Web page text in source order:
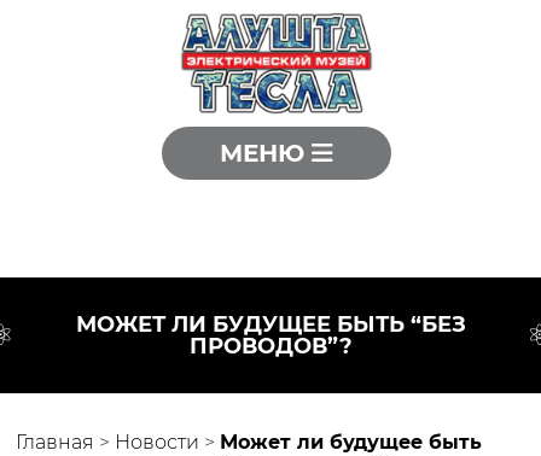
МЕНЮ
МОЖЕТ ЛИ БУДУЩЕЕ БЫТЬ “БЕЗ
ПРОВОДОВ”?
Главная > Новости > Может ли будущее быть